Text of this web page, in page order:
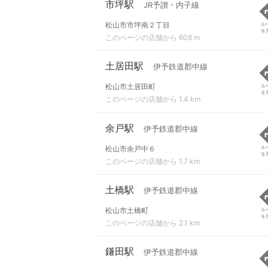
市坪駅 JR予讃・内子線
松山市市坪南２丁目
このページの店舗から 608 m
ル
を
土居田駅 伊予鉄道郡中線
松山市土居田町
このページの店舗から 1.4 km
ル
を
余戸駅 伊予鉄道郡中線
松山市余戸中６
このページの店舗から 1.7 km
ル
を
土橋駅 伊予鉄道郡中線
松山市土橋町
このページの店舗から 2.1 km
ル
を
鎌田駅 伊予鉄道郡中線